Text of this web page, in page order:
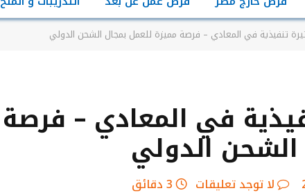
تنفيذية في المعادي – فرصة مميزة للعمل بمجال الشحن الدولي
في المعادي – فرصة
الدولي
لا توجد تعليقات 3 دقائق